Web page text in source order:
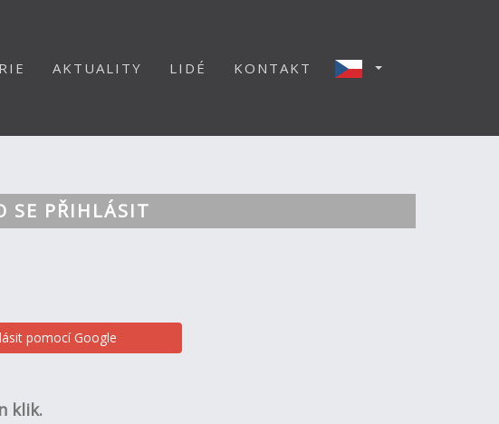
AKTUALITY LIDÉ KONTAKT
SE PŘIHLÁSIT
pomocí Google
klik.